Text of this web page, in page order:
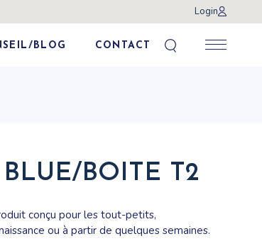
Login
BLOG CONTACT
BOITE T2
conçu pour les tout-petits,
ou à partir de quelques semaines.